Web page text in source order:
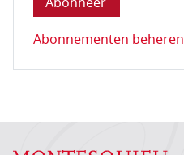
Abonnementen beheren